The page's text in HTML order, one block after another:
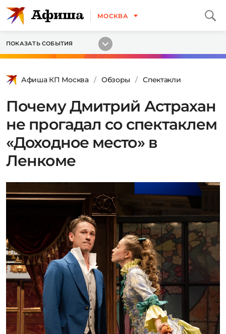
МОСКВА
ПОКАЗАТЬ СОБЫТИЯ
Афиша КП Москва Обзоры Спектакли
Почему Дмитрий Астрахан
не прогадал со спектаклем
«Доходное место» в
Ленкоме